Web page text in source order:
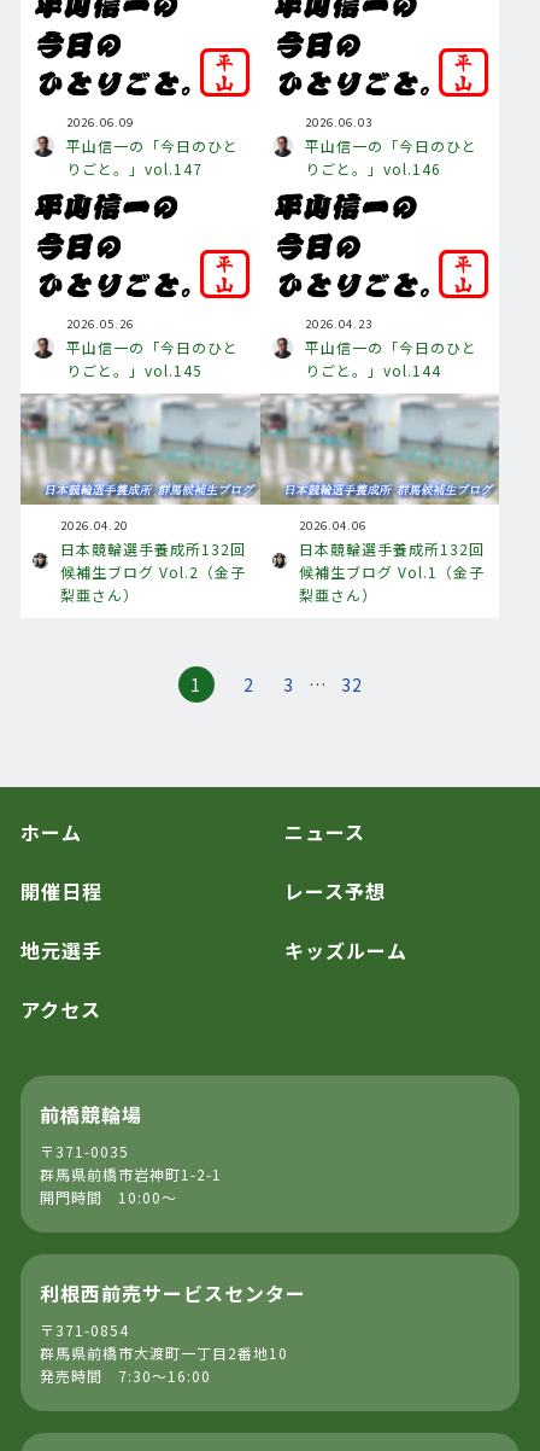
2026.06.09
平山信一の「今日のひと
りごと。」vol.147
2026.06.03
平山信一の「今日のひと
りごと。」vol.146
2026.05.26
平山信一の「今日のひと
りごと。」vol.145
2026.04.23
平山信一の「今日のひと
りごと。」vol.144
2026.04.20
日本競輪選手養成所132回
候補生ブログ Vol.2（金子
梨亜さん）
2026.04.06
日本競輪選手養成所132回
候補生ブログ Vol.1（金子
梨亜さん）
1 2 3 … 32
ホーム ニュース
開催日程 レース予想
地元選手 キッズルーム
アクセス
前橋競輪場
〒371-0035
群馬県前橋市岩神町1-2-1
開門時間 10:00～
利根西前売サービスセンター
〒371-0854
群馬県前橋市大渡町一丁目2番地10
発売時間 7:30～16:00